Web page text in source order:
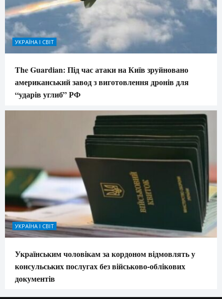
УКРАЇНА І СВІТ
The Guardian: Під час атаки на Київ зруйновано
американський завод з виготовлення дронів для
“ударів углиб” РФ
УКРАЇНА І СВІТ
Українським чоловікам за кордоном відмовлять у
консульських послугах без військово-облікових
документів